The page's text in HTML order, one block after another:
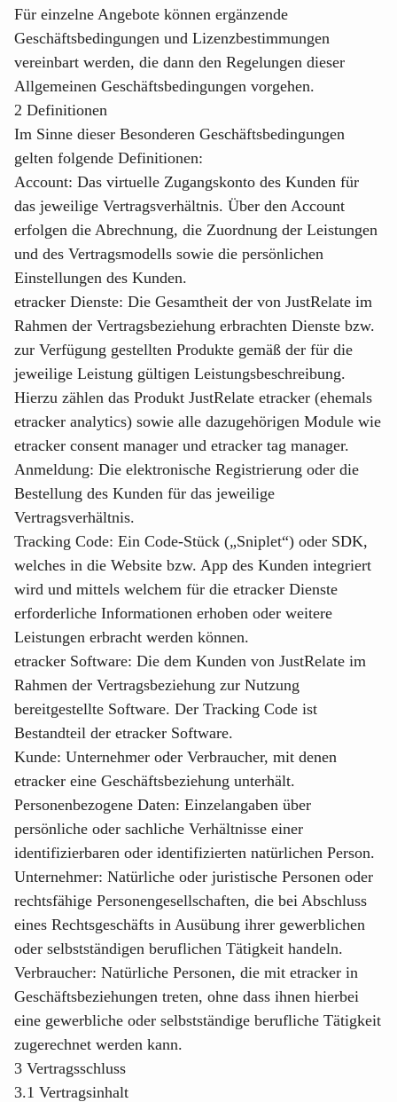
Für einzelne Angebote können ergänzende
Geschäftsbedingungen und Lizenzbestimmungen
vereinbart werden, die dann den Regelungen dieser
Allgemeinen Geschäftsbedingungen vorgehen.
2 Definitionen
Im Sinne dieser Besonderen Geschäftsbedingungen
gelten folgende Definitionen:
Account: Das virtuelle Zugangskonto des Kunden für
das jeweilige Vertragsverhältnis. Über den Account
erfolgen die Abrechnung, die Zuordnung der Leistungen
und des Vertragsmodells sowie die persönlichen
Einstellungen des Kunden.
etracker Dienste: Die Gesamtheit der von JustRelate im
Rahmen der Vertragsbeziehung erbrachten Dienste bzw.
zur Verfügung gestellten Produkte gemäß der für die
jeweilige Leistung gültigen Leistungsbeschreibung.
Hierzu zählen das Produkt JustRelate etracker (ehemals
etracker analytics) sowie alle dazugehörigen Module wie
etracker consent manager und etracker tag manager.
Anmeldung: Die elektronische Registrierung oder die
Bestellung des Kunden für das jeweilige
Vertragsverhältnis.
Tracking Code: Ein Code-Stück („Sniplet“) oder SDK,
welches in die Website bzw. App des Kunden integriert
wird und mittels welchem für die etracker Dienste
erforderliche Informationen erhoben oder weitere
Leistungen erbracht werden können.
etracker Software: Die dem Kunden von JustRelate im
Rahmen der Vertragsbeziehung zur Nutzung
bereitgestellte Software. Der Tracking Code ist
Bestandteil der etracker Software.
Kunde: Unternehmer oder Verbraucher, mit denen
etracker eine Geschäftsbeziehung unterhält.
Personenbezogene Daten: Einzelangaben über
persönliche oder sachliche Verhältnisse einer
identifizierbaren oder identifizierten natürlichen Person.
Unternehmer: Natürliche oder juristische Personen oder
rechtsfähige Personengesellschaften, die bei Abschluss
eines Rechtsgeschäfts in Ausübung ihrer gewerblichen
oder selbstständigen beruflichen Tätigkeit handeln.
Verbraucher: Natürliche Personen, die mit etracker in
Geschäftsbeziehungen treten, ohne dass ihnen hierbei
eine gewerbliche oder selbstständige berufliche Tätigkeit
zugerechnet werden kann.
3 Vertragsschluss
3.1 Vertragsinhalt